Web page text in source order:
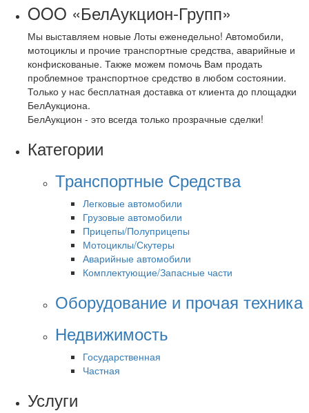
OOO «БелАукцион-Групп»
Мы выставляем новые Лоты еженедельно! Автомобили,
мотоциклы и прочие транспортные средства, аварийные и
конфискованые. Также можем помочь Вам продать
проблемное транспортное средство в любом состоянии.
Только у нас бесплатная доставка от клиента до площадки
БелАукциона.
БелАукцион - это всегда только прозрачные сделки!
Категории
Транспортные Средства
Легковые автомобили
Грузовые автомобили
Прицепы/Полуприцепы
Мотоциклы/Скутеры
Аварийные автомобили
Комплектующие/Запасные части
Оборудование и прочая техника
Недвижимость
Государственная
Частная
Услуги